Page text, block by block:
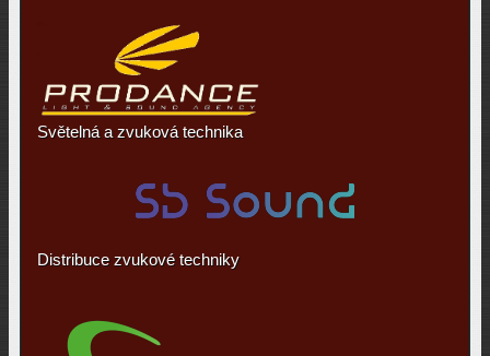
Světelná a zvuková technika
Distribuce zvukové techniky